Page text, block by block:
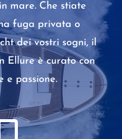
mare. Che stiate
fuga privata o
dei vostri sogni, il
Ellure è curato con
e passione.